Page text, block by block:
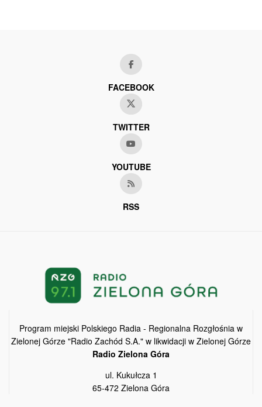
FACEBOOK
TWITTER
YOUTUBE
RSS
Program miejski Polskiego Radia - Regionalna Rozgłośnia w
Zielonej Górze "Radio Zachód S.A." w likwidacji w Zielonej Górze
Radio Zielona Góra
ul. Kukułcza 1
65-472 Zielona Góra